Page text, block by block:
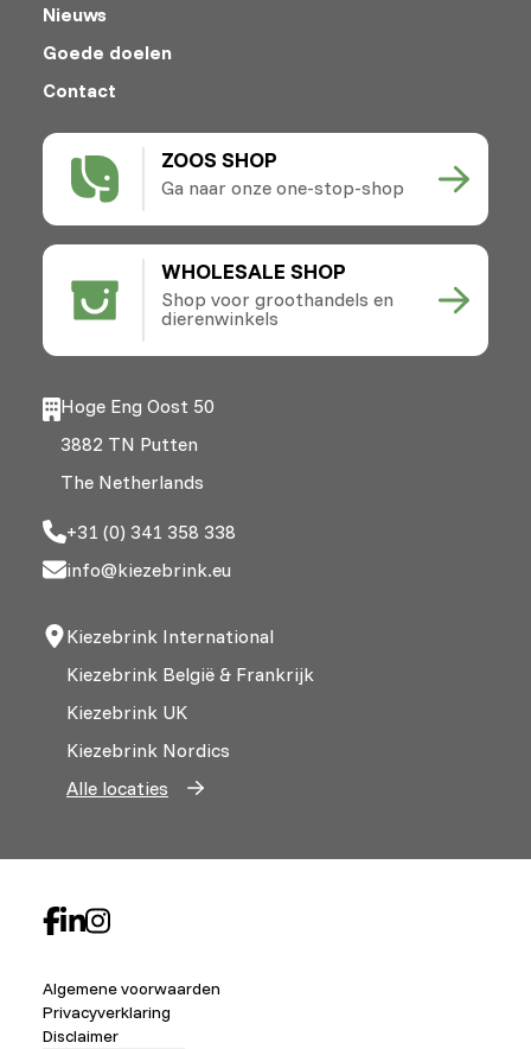
ZOOS SHOP
Ga naar onze one-stop-shop
WHOLESALE SHOP
Shop voor groothandels en
dierenwinkels
Nieuws
Goede doelen
Contact
Hoge Eng Oost 50
3882 TN Putten
The Netherlands
+31 (0) 341 358 338
info@kiezebrink.eu
Kiezebrink International
Kiezebrink België & Frankrijk
Kiezebrink UK
Kiezebrink Nordics
Alle locaties
Algemene voorwaarden
Privacyverklaring
Disclaimer